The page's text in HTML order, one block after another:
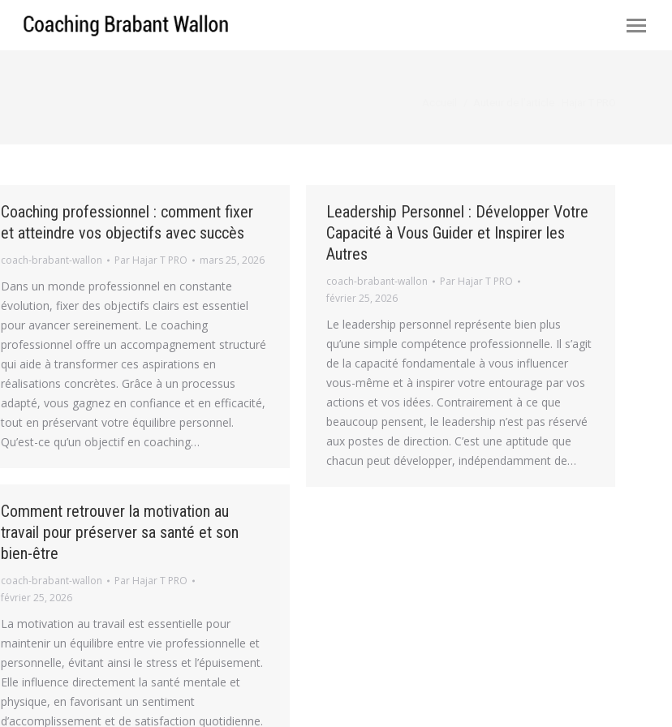
Coaching professionnel : comment fixer
et atteindre vos objectifs avec succès
coach-brabant-wallon Par Hajar T PRO mars 25, 2026
Dans un monde professionnel en constante
évolution, fixer des objectifs clairs est essentiel
pour avancer sereinement. Le coaching
professionnel offre un accompagnement structuré
qui aide à transformer ces aspirations en
réalisations concrètes. Grâce à un processus
adapté, vous gagnez en confiance et en efficacité,
tout en préservant votre équilibre personnel.
Qu’est-ce qu’un objectif en coaching…
Leadership Personnel : Développer Votre
Capacité à Vous Guider et Inspirer les
Autres
coach-brabant-wallon Par Hajar T PRO
février 25, 2026
Le leadership personnel représente bien plus
qu’une simple compétence professionnelle. Il s’agit
de la capacité fondamentale à vous influencer
vous-même et à inspirer votre entourage par vos
actions et vos idées. Contrairement à ce que
beaucoup pensent, le leadership n’est pas réservé
aux postes de direction. C’est une aptitude que
chacun peut développer, indépendamment de…
Comment retrouver la motivation au
travail pour préserver sa santé et son
bien-être
coach-brabant-wallon Par Hajar T PRO
février 25, 2026
La motivation au travail est essentielle pour
maintenir un équilibre entre vie professionnelle et
personnelle, évitant ainsi le stress et l’épuisement.
Elle influence directement la santé mentale et
physique, en favorisant un sentiment
d’accomplissement et de satisfaction quotidienne.